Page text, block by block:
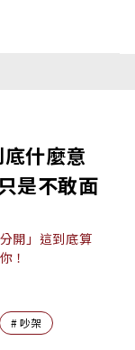
什麼意
是不敢面
開」這到底算
！
#吵架